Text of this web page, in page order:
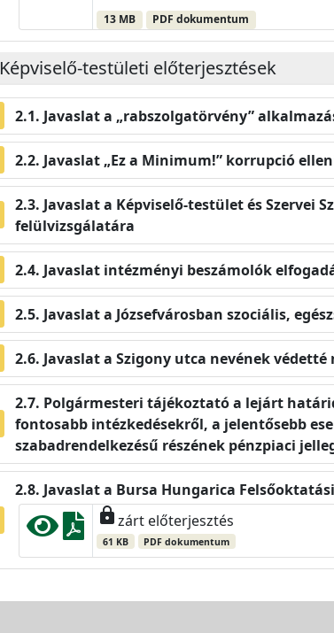
13 MB PDF dokumentum
Képviselő-testületi előterjesztések
Javaslat a „rabszolgatörvény”
Javaslat „Ez a Minimum!” korrupció
Javaslat a Képviselő-testület és Szervei
felülvizsgálatára
Javaslat intézményi beszámolók
Javaslat a Józsefvárosban szociális,
Javaslat a Szigony utca nevének
Polgármesteri tájékoztató a lejárt
fontosabb intézkedésekről, a jelentősebb
szabadrendelkezésű részének pénzpiaci
Javaslat a Bursa Hungarica
lockzárt előterjesztés
61 KB PDF dokumentum